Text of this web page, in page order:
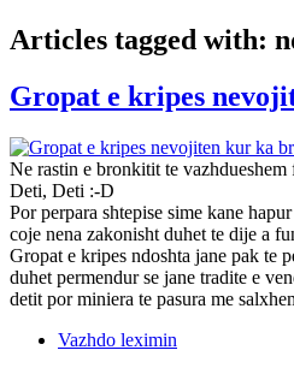
Articles tagged with:
Gropat e kripes
Ne rastin e bronkitit te
Deti, Deti :-D
Por perpara shtepise sime kane
coje nena zakonisht duhet te dije a
Gropat e kripes ndoshta jane pak te
duhet permendur se jane tradite e
detit por miniera te pasura me
Vazhdo leximin